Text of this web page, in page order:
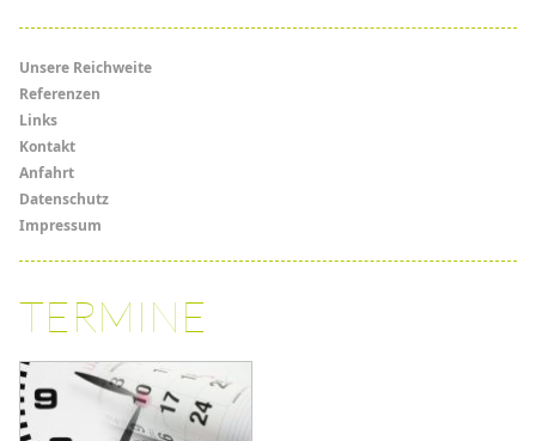
Menü
Links
Unsere Reichweite
Referenzen
Links
Kontakt
Anfahrt
Datenschutz
Impressum
TERMINE